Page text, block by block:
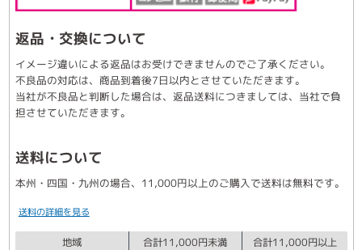
返品・交換について
イメージ違いによる返品はお受けできませんのでご了承ください。
不良品の対応は、商品到着後7日以内とさせていただきます。
当社が不良品と判断した場合は、返品送料につきましては、当社で負
担させていただきます。
送料について
本州・四国・九州の場合、11,000円以上のご購入で送料は無料です。
送料の詳細を見る
地域 合計11,000円未満
合計11,000円以上